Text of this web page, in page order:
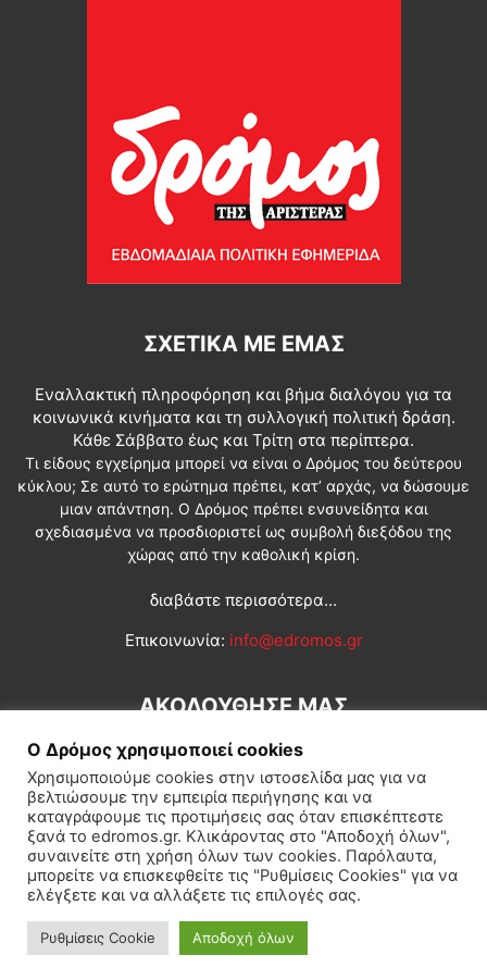
ΣΧΕΤΙΚΆ ΜΕ ΕΜΆΣ
Εναλλακτική πληροφόρηση και βήμα διαλόγου για τα
κοινωνικά κινήματα και τη συλλογική πολιτική δράση.
Κάθε Σάββατο έως και Τρίτη στα περίπτερα.
Τι είδους εγχείρημα μπορεί να είναι ο Δρόμος του δεύτερου
κύκλου; Σε αυτό το ερώτημα πρέπει, κατ’ αρχάς, να δώσουμε
μιαν απάντηση. Ο Δρόμος πρέπει ενσυνείδητα και
σχεδιασμένα να προσδιοριστεί ως συμβολή διεξόδου της
χώρας από την καθολική κρίση.
διαβάστε περισσότερα...
Επικοινωνία: info@edromos.gr
ΑΚΟΛΟΥΘΗΣΕ ΜΑΣ
Εγγραφή συνδρομητή Πολιτική Διεθνή Κοινωνία
Πολιτισμός Αφιερώματα
© Δρόμος της Αριστεράς
Ο Δρόμος χρησιμοποιεί cookies
Χρησιμοποιούμε cookies στην ιστοσελίδα μας για να
βελτιώσουμε την εμπειρία περιήγησης και να
καταγράφουμε τις προτιμήσεις σας όταν επισκέπτεστε
ξανά το edromos.gr. Κλικάροντας στο "Αποδοχή όλων",
συναινείτε στη χρήση όλων των cookies. Παρόλαυτα,
μπορείτε να επισκεφθείτε τις "Ρυθμίσεις Cookies" για να
ελέγξετε και να αλλάξετε τις επιλογές σας.
Ρυθμίσεις Cookie Αποδοχή όλων